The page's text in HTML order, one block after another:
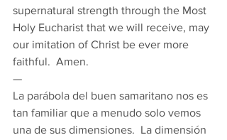
supernatural strength through the Most
Holy Eucharist that we will receive, may
our imitation of Christ be ever more
faithful.  Amen.
—
La parábola del buen samaritano nos es
tan familiar que a menudo solo vemos
una de sus dimensiones.  La dimensión